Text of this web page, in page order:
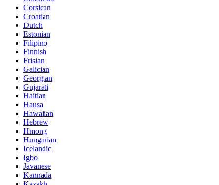
Corsican
Croatian
Dutch
Estonian
Filipino
Finnish
Frisian
Galician
Georgian
Gujarati
Haitian
Hausa
Hawaiian
Hebrew
Hmong
Hungarian
Icelandic
Igbo
Javanese
Kannada